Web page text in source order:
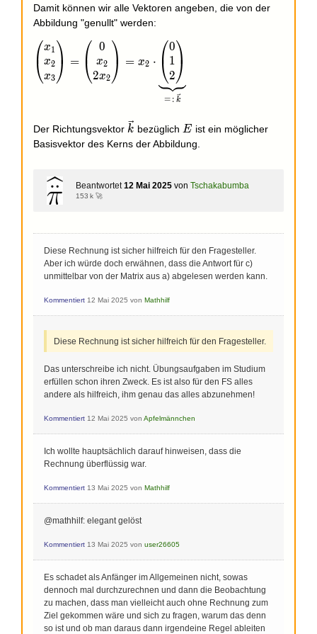
Damit können wir alle Vektoren angeben, die von der
Abbildung "genullt" werden:
⎝
⎛x1
x2
x3⎠
⎞ = ⎝
⎛ 0
x2
2x2⎠
⎞ = x2 ⋅
= : k
⎝
⎛0
1
2⎠
⎞
Der Richtungsvektor \vec
k
k bezüglich E
E ist ein möglicher
Basisvektor des Kerns der Abbildung.
Beantwortet 12 Mai 2025 von Tschakabumba
153 k 🚀
Diese Rechnung ist sicher hilfreich für den Fragesteller.
Aber ich würde doch erwähnen, dass die Antwort für c)
unmittelbar von der Matrix aus a) abgelesen werden kann.
Kommentiert 12 Mai 2025 von Mathhilf
Diese Rechnung ist sicher hilfreich für den Fragesteller.
Das unterschreibe ich nicht. Übungsaufgaben im Studium
erfüllen schon ihren Zweck. Es ist also für den FS alles
andere als hilfreich, ihm genau das alles abzunehmen!
Kommentiert 12 Mai 2025 von Apfelmännchen
Ich wollte hauptsächlich darauf hinweisen, dass die
Rechnung überflüssig war.
Kommentiert 13 Mai 2025 von Mathhilf
@mathhilf: elegant gelöst
Kommentiert 13 Mai 2025 von user26605
Es schadet als Anfänger im Allgemeinen nicht, sowas
dennoch mal durchzurechnen und dann die Beobachtung
zu machen, dass man vielleicht auch ohne Rechnung zum
Ziel gekommen wäre und sich zu fragen, warum das denn
so ist und ob man daraus dann irgendeine Regel ableiten